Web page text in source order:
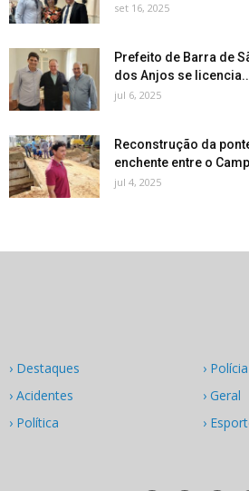
set 16, 2025
Prefeito de Barra de
dos Anjos se
jul 6, 2025
Reconstrução da
enchente entre o
jul 4, 2025
› Destaques
› Acidentes
› Política
› Polícia
› Geral
›